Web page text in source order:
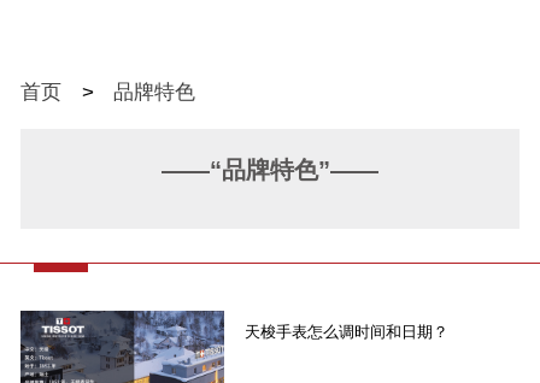
首页 > 品牌特色
——“品牌特色”——
天梭手表怎么调时间和日期？